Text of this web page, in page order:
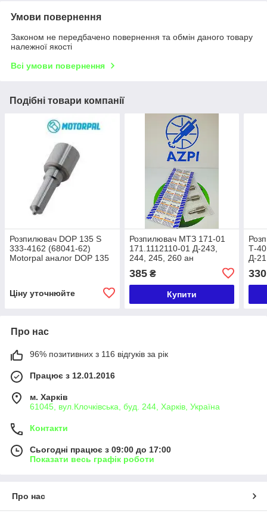
Умови повернення
Законом не передбачено повернення та обмін даного товару
належної якості
Всі умови повернення
Подібні товари компанії
Розпилювач DOP 135 S
333-4162 (68041-62)
Motorpal аналог DOP 135
Ціну уточнюйте
Розпилювач МТЗ 171-01
171.1112110-01 Д-243,
244, 245, 260 ан
39.1112110-05, DOP 122 S
531-4167
385₴
Купити
Т-
Д-
330
Про нас
96% позитивних з 116 відгуків за рік
Працює з 12.01.2016
м. Харків
61045, вул.Клочківська, буд. 244, Харків, Україна
Контакти
Сьогодні працює з 09:00 до 17:00
Показати весь графік роботи
Про нас